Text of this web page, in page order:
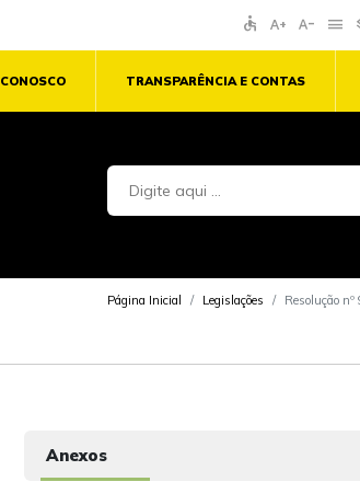
accessible text_increase text_decrease menu
TRANSPARÊNCIA E CONTAS
Página Inicial Legislações Resolução
Anexos